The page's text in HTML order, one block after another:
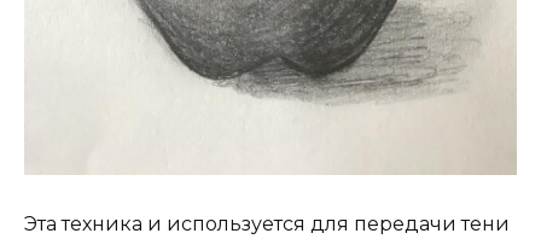
Эта техника и используется для передачи тени